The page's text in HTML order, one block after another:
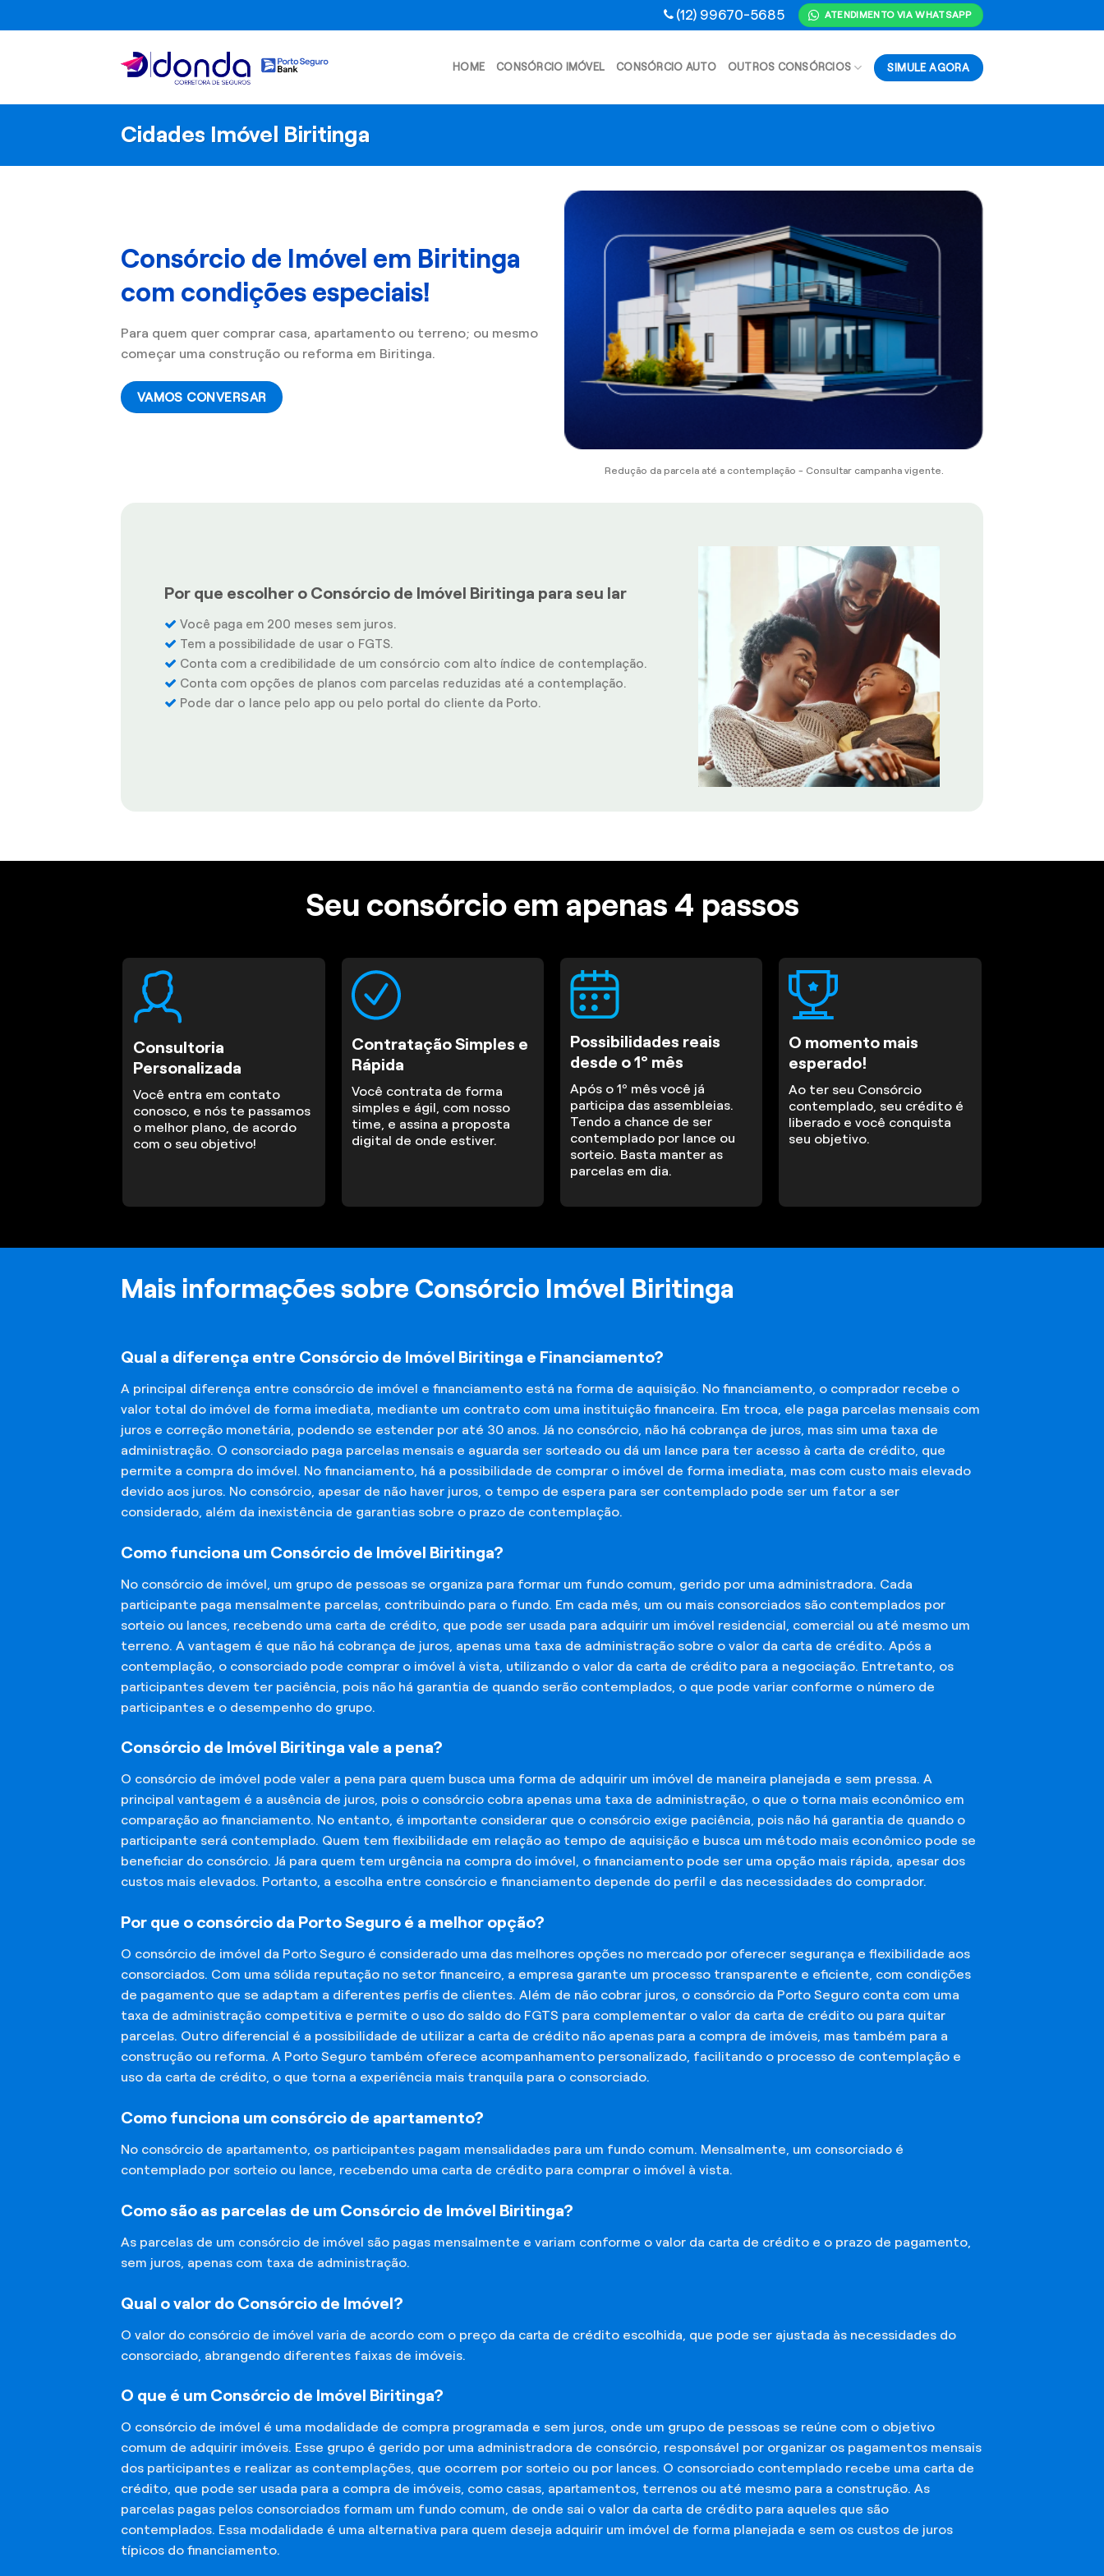
to
(12) 99670-5685 ATENDIMENTO VIA WHATSAPP
HOME CONSÓRCIO IMÓVEL CONSÓRCIO AUTO OUTROS CONSÓRCIOS SIMULE AGORA
Cidades Imóvel Biritinga
Consórcio de Imóvel em Biritinga
com condições especiais!
Para quem quer comprar casa, apartamento ou terreno; ou mesmo
começar uma construção ou reforma em Biritinga.
VAMOS CONVERSAR
Redução da parcela até a contemplação - Consultar campanha vigente.
Por que escolher o Consórcio de Imóvel Biritinga para seu lar
Você paga em 200 meses sem juros.
Tem a possibilidade de usar o FGTS.
Conta com a credibilidade de um consórcio com alto índice de contemplação.
Conta com opções de planos com parcelas reduzidas até a contemplação.
Pode dar o lance pelo app ou pelo portal do cliente da Porto.
Seu consórcio em apenas 4 passos
Consultoria
Personalizada
Você entra em contato
conosco, e nós te passamos
o melhor plano, de acordo
com o seu objetivo!
Contratação Simples e
Rápida
Você contrata de forma
simples e ágil, com nosso
time, e assina a proposta
digital de onde estiver.
Possibilidades reais
desde o 1º mês
Após o 1º mês você já
participa das assembleias.
Tendo a chance de ser
contemplado por lance ou
sorteio. Basta manter as
parcelas em dia.
O momento mais
esperado!
Ao ter seu Consórcio
contemplado, seu crédito é
liberado e você conquista
seu objetivo.
Mais informações sobre Consórcio Imóvel Biritinga
Qual a diferença entre Consórcio de Imóvel Biritinga e Financiamento?
A principal diferença entre consórcio de imóvel e financiamento está na forma de aquisição. No financiamento, o comprador recebe o
valor total do imóvel de forma imediata, mediante um contrato com uma instituição financeira. Em troca, ele paga parcelas mensais com
juros e correção monetária, podendo se estender por até 30 anos. Já no consórcio, não há cobrança de juros, mas sim uma taxa de
administração. O consorciado paga parcelas mensais e aguarda ser sorteado ou dá um lance para ter acesso à carta de crédito, que
permite a compra do imóvel. No financiamento, há a possibilidade de comprar o imóvel de forma imediata, mas com custo mais elevado
devido aos juros. No consórcio, apesar de não haver juros, o tempo de espera para ser contemplado pode ser um fator a ser
considerado, além da inexistência de garantias sobre o prazo de contemplação.
Como funciona um Consórcio de Imóvel Biritinga?
No consórcio de imóvel, um grupo de pessoas se organiza para formar um fundo comum, gerido por uma administradora. Cada
participante paga mensalmente parcelas, contribuindo para o fundo. Em cada mês, um ou mais consorciados são contemplados por
sorteio ou lances, recebendo uma carta de crédito, que pode ser usada para adquirir um imóvel residencial, comercial ou até mesmo um
terreno. A vantagem é que não há cobrança de juros, apenas uma taxa de administração sobre o valor da carta de crédito. Após a
contemplação, o consorciado pode comprar o imóvel à vista, utilizando o valor da carta de crédito para a negociação. Entretanto, os
participantes devem ter paciência, pois não há garantia de quando serão contemplados, o que pode variar conforme o número de
participantes e o desempenho do grupo.
Consórcio de Imóvel Biritinga vale a pena?
O consórcio de imóvel pode valer a pena para quem busca uma forma de adquirir um imóvel de maneira planejada e sem pressa. A
principal vantagem é a ausência de juros, pois o consórcio cobra apenas uma taxa de administração, o que o torna mais econômico em
comparação ao financiamento. No entanto, é importante considerar que o consórcio exige paciência, pois não há garantia de quando o
participante será contemplado. Quem tem flexibilidade em relação ao tempo de aquisição e busca um método mais econômico pode se
beneficiar do consórcio. Já para quem tem urgência na compra do imóvel, o financiamento pode ser uma opção mais rápida, apesar dos
custos mais elevados. Portanto, a escolha entre consórcio e financiamento depende do perfil e das necessidades do comprador.
Por que o consórcio da Porto Seguro é a melhor opção?
O consórcio de imóvel da Porto Seguro é considerado uma das melhores opções no mercado por oferecer segurança e flexibilidade aos
consorciados. Com uma sólida reputação no setor financeiro, a empresa garante um processo transparente e eficiente, com condições
de pagamento que se adaptam a diferentes perfis de clientes. Além de não cobrar juros, o consórcio da Porto Seguro conta com uma
taxa de administração competitiva e permite o uso do saldo do FGTS para complementar o valor da carta de crédito ou para quitar
parcelas. Outro diferencial é a possibilidade de utilizar a carta de crédito não apenas para a compra de imóveis, mas também para a
construção ou reforma. A Porto Seguro também oferece acompanhamento personalizado, facilitando o processo de contemplação e
uso da carta de crédito, o que torna a experiência mais tranquila para o consorciado.
Como funciona um consórcio de apartamento?
No consórcio de apartamento, os participantes pagam mensalidades para um fundo comum. Mensalmente, um consorciado é
contemplado por sorteio ou lance, recebendo uma carta de crédito para comprar o imóvel à vista.
Como são as parcelas de um Consórcio de Imóvel Biritinga?
As parcelas de um consórcio de imóvel são pagas mensalmente e variam conforme o valor da carta de crédito e o prazo de pagamento,
sem juros, apenas com taxa de administração.
Qual o valor do Consórcio de Imóvel?
O valor do consórcio de imóvel varia de acordo com o preço da carta de crédito escolhida, que pode ser ajustada às necessidades do
consorciado, abrangendo diferentes faixas de imóveis.
O que é um Consórcio de Imóvel Biritinga?
O consórcio de imóvel é uma modalidade de compra programada e sem juros, onde um grupo de pessoas se reúne com o objetivo
comum de adquirir imóveis. Esse grupo é gerido por uma administradora de consórcio, responsável por organizar os pagamentos mensais
dos participantes e realizar as contemplações, que ocorrem por sorteio ou por lances. O consorciado contemplado recebe uma carta de
crédito, que pode ser usada para a compra de imóveis, como casas, apartamentos, terrenos ou até mesmo para a construção. As
parcelas pagas pelos consorciados formam um fundo comum, de onde sai o valor da carta de crédito para aqueles que são
contemplados. Essa modalidade é uma alternativa para quem deseja adquirir um imóvel de forma planejada e sem os custos de juros
típicos do financiamento.